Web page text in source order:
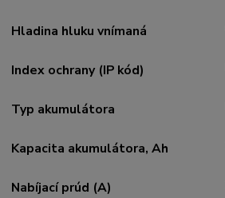
Hladina hluku vnímaná
Index ochrany (IP kód)
Typ akumulátora
Kapacita akumulátora, Ah
Nabíjací prúd (A)